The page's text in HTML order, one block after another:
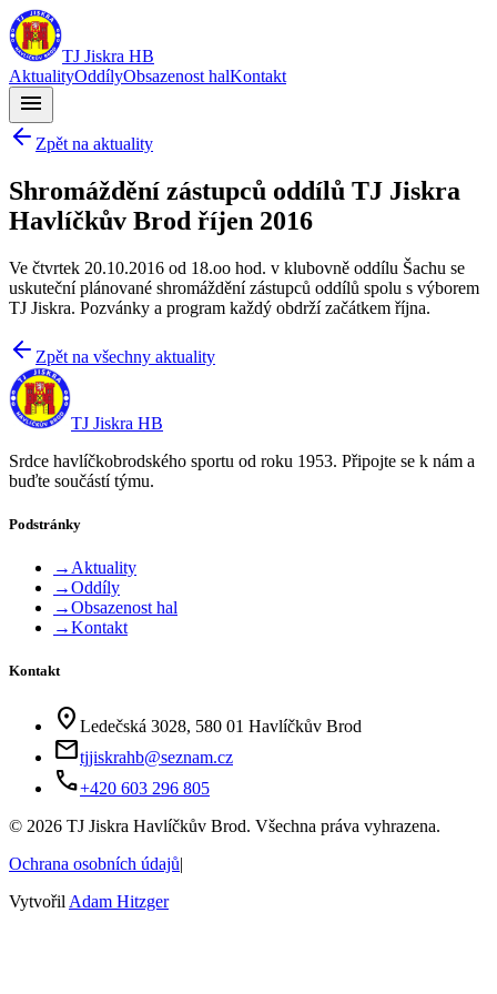
TJ Jiskra HB
AktualityOddílyObsazenost halKontakt
menu
Zpět na aktuality
Shromáždění zástupců oddílů TJ Jiskra
Havlíčkův Brod říjen 2016
Ve čtvrtek 20.10.2016 od 18.oo hod. v klubovně oddílu Šachu se
uskuteční plánované shromáždění zástupců oddílů spolu s výborem
TJ Jiskra. Pozvánky a program každý obdrží začátkem října.
Zpět na všechny aktuality
TJ Jiskra HB
Srdce havlíčkobrodského sportu od roku 1953. Připojte se k nám a
buďte součástí týmu.
Podstránky
→ Aktuality
→Oddíly
→Obsazenost hal
→Kontakt
Kontakt
location_on Ledečská 3028, 580 01 Havlíčkův Brod
mailtjjiskrahb@seznam.cz
phone+420 603 296 805
© 2026 TJ Jiskra Havlíčkův Brod. Všechna práva vyhrazena.
Ochrana osobních údajů|
Vytvořil Adam Hitzger